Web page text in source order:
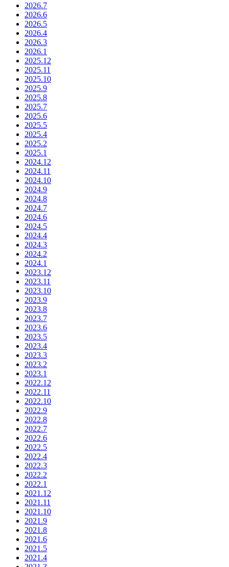
2026.7
2026.6
2026.5
2026.4
2026.3
2026.1
2025.12
2025.11
2025.10
2025.9
2025.8
2025.7
2025.6
2025.5
2025.4
2025.2
2025.1
2024.12
2024.11
2024.10
2024.9
2024.8
2024.7
2024.6
2024.5
2024.4
2024.3
2024.2
2024.1
2023.12
2023.11
2023.10
2023.9
2023.8
2023.7
2023.6
2023.5
2023.4
2023.3
2023.2
2023.1
2022.12
2022.11
2022.10
2022.9
2022.8
2022.7
2022.6
2022.5
2022.4
2022.3
2022.2
2022.1
2021.12
2021.11
2021.10
2021.9
2021.8
2021.6
2021.5
2021.4